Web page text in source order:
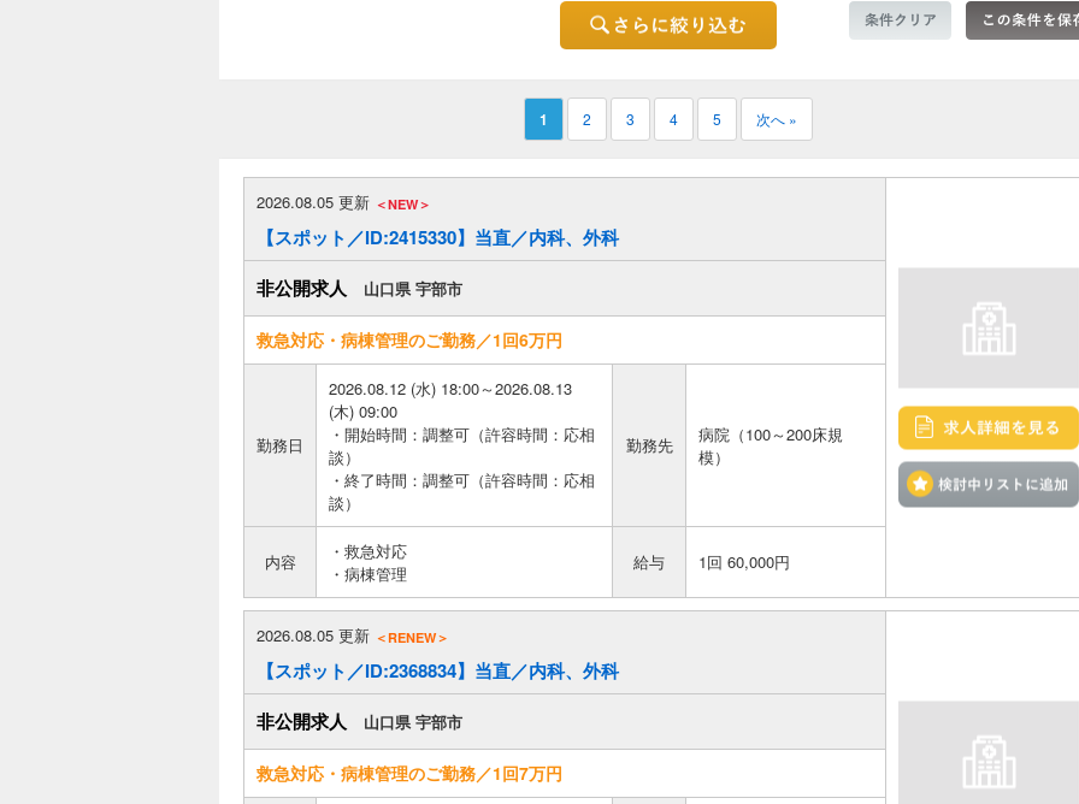
1 2 3 4 5 次へ »
2026.08.05 更新 ＜NEW＞
【スポット／ID:2415330】当直／内科、外科
非公開求人 山口県 宇部市
救急対応・病棟管理のご勤務／1回6万円
勤務日
2026.08.12 (水) 18:00～2026.08.13
(木) 09:00
・開始時間：調整可（許容時間：応相
談）
・終了時間：調整可（許容時間：応相
談）
勤務先
病院（100～200床規
模）
内容
・救急対応
・病棟管理
給与 1回 60,000円
2026.08.05 更新 ＜RENEW＞
【スポット／ID:2368834】当直／内科、外科
非公開求人 山口県 宇部市
救急対応・病棟管理のご勤務／1回7万円